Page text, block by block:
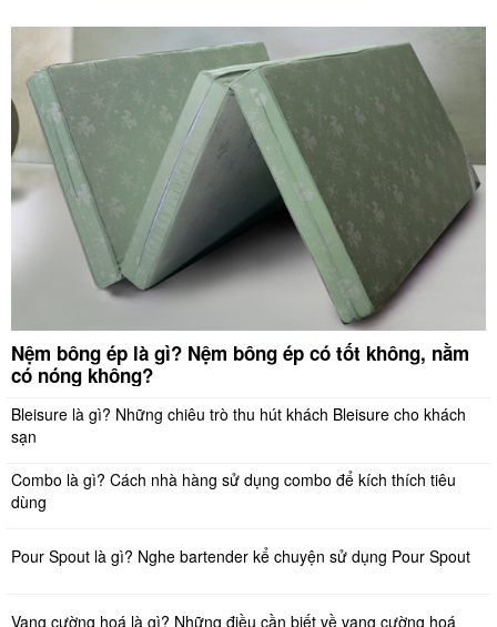
Nệm bông ép là gì? Nệm bông ép có tốt không, nằm
có nóng không?
Bleisure là gì? Những chiêu trò thu hút khách Bleisure cho khách
sạn
Combo là gì? Cách nhà hàng sử dụng combo để kích thích tiêu
dùng
Pour Spout là gì? Nghe bartender kể chuyện sử dụng Pour Spout
Vang cường hoá là gì? Những điều cần biết về vang cường hoá